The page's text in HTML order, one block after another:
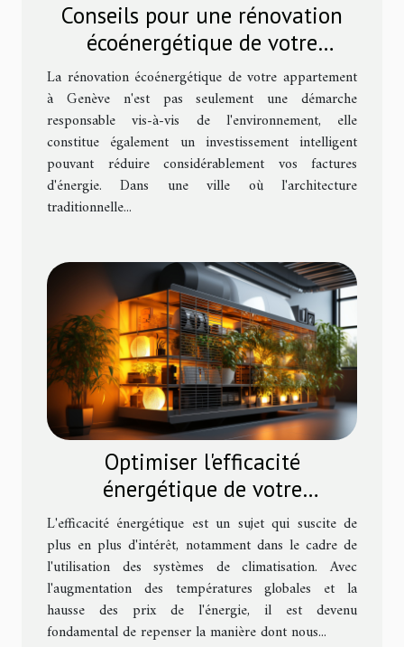
Conseils pour une rénovation
écoénergétique de votre
appartement à Genève
La rénovation écoénergétique de votre appartement
à Genève n'est pas seulement une démarche
responsable vis-à-vis de l'environnement, elle
constitue également un investissement intelligent
pouvant réduire considérablement vos factures
d'énergie. Dans une ville où l'architecture
traditionnelle...
Optimiser l'efficacité
énergétique de votre
climatisation pour réduire les
coûts
L'efficacité énergétique est un sujet qui suscite de
plus en plus d'intérêt, notamment dans le cadre de
l'utilisation des systèmes de climatisation. Avec
l'augmentation des températures globales et la
hausse des prix de l'énergie, il est devenu
fondamental de repenser la manière dont nous...